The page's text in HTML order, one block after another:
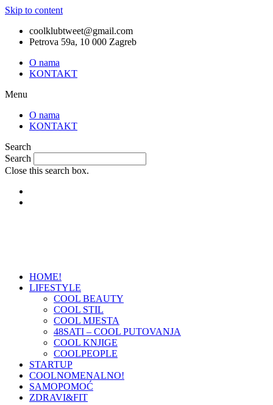
Skip to content
coolklubtweet@gmail.com
Petrova 59a, 10 000 Zagreb
O nama
KONTAKT
Menu
O nama
KONTAKT
Search
Search
Close this search box.
HOME!
LIFESTYLE
COOL BEAUTY
COOL STIL
COOL MJESTA
48SATI – COOL PUTOVANJA
COOL KNJIGE
COOLPEOPLE
STARTUP
COOLNOMENALNO!
SAMOPOMOĆ
ZDRAVI&FIT